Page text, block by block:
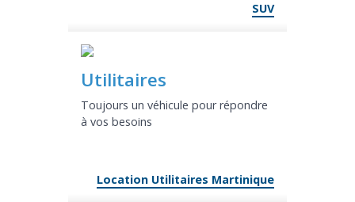
SUV
Utilitaires
Toujours un véhicule pour répondre
à vos besoins
Location Utilitaires Martinique